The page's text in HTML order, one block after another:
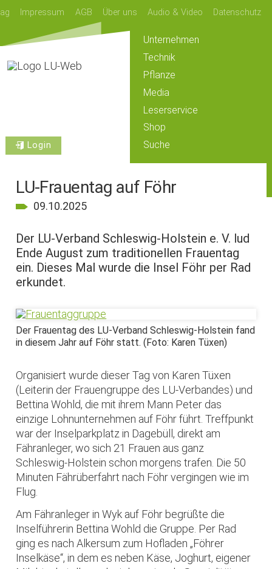
Impressum AGB Über uns Audio & Video Datenschutz
Login
Unternehmen
Technik
Pflanze
Media
Leserservice
Shop
Suche
LU-Frauentag auf Föhr
09.10.2025
Der LU-Verband Schleswig-Holstein e. V. lud
Ende August zum traditionellen Frauentag
ein. Dieses Mal wurde die Insel Föhr per Rad
erkundet.
Der Frauentag des LU-Verband Schleswig-Holstein fand
in diesem Jahr auf Föhr statt. (Foto: Karen Tüxen)
Organisiert wurde dieser Tag von Karen Tüxen
(Leiterin der Frauengruppe des LU-Verbandes) und
Bettina Wohld, die mit ihrem Mann Peter das
einzige Lohnunternehmen auf Föhr führt. Treffpunkt
war der Inselparkplatz in Dagebüll, direkt am
Fähranleger, wo sich 21 Frauen aus ganz
Schleswig-Holstein schon morgens trafen. Die 50
Minuten Fährüberfahrt nach Föhr vergingen wie im
Flug.
Am Fähranleger in Wyk auf Föhr begrüßte die
Inselführerin Bettina Wohld die Gruppe. Per Rad
ging es nach Alkersum zum Hofladen „Föhrer
Inselkäse“, in dem es neben Käse, Joghurt, eigener